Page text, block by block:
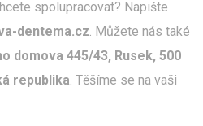
spolupracovat? Napište
dentema.cz. Můžete nás také
domova 445/43, Rusek, 500
republika. Těšíme se na vaši